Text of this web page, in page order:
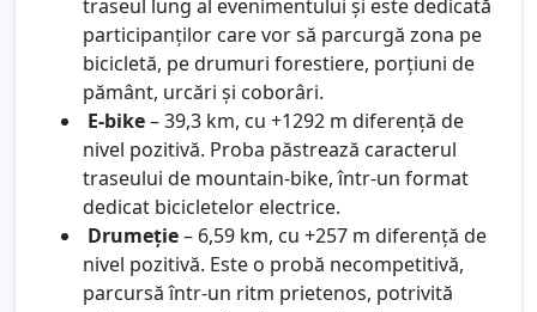
traseul lung al evenimentului și este dedicată
participanților care vor să parcurgă zona pe
bicicletă, pe drumuri forestiere, porțiuni de
pământ, urcări și coborâri.
E-bike– 39,3 km, cu +1292 m diferență de
nivel pozitivă. Proba păstrează caracterul
traseului de mountain-bike, într-un format
dedicat bicicletelor electrice.
Drumeție– 6,59 km, cu +257 m diferență de
nivel pozitivă. Este o probă necompetitivă,
parcursă într-un ritm prietenos, potrivită